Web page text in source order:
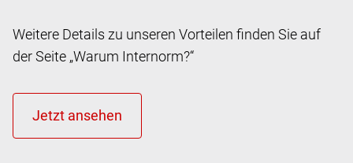
Weitere Details zu unseren Vorteilen finden Sie auf
der Seite „Warum Internorm?“